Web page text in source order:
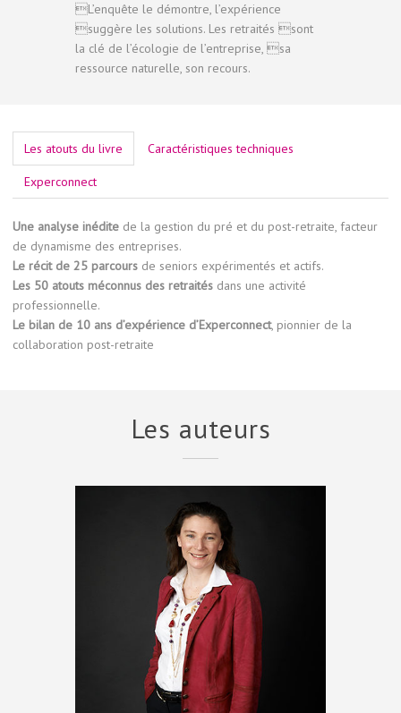
L’enquête le démontre, l’expérience
suggère les solutions. Les retraités sont
la clé de l’écologie de l’entreprise, sa
ressource naturelle, son recours.
Les atouts du livre Caractéristiques techniques
Experconnect
Une analyse inédite de la gestion du pré et du post-retraite, facteur
de dynamisme des entreprises.
Le récit de 25 parcours de seniors expérimentés et actifs.
Les 50 atouts méconnus des retraités dans une activité
professionnelle.
Le bilan de 10 ans d’expérience d’Experconnect, pionnier de la
collaboration post-retraite
Les auteurs